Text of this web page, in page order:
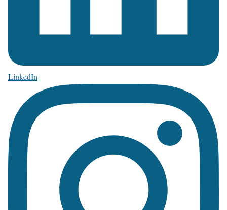
LinkedIn